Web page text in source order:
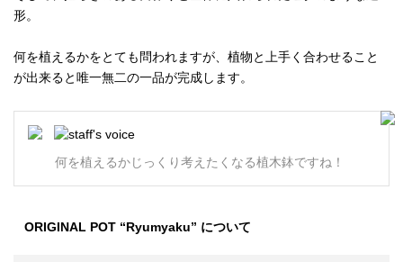
形。
何を植えるかをとても問われますが、植物と上手く合わせること
が出来ると唯一無二の一品が完成します。
何を植えるかじっくり考えたくなる植木鉢ですね！
ORIGINAL POT “Ryumyaku” について